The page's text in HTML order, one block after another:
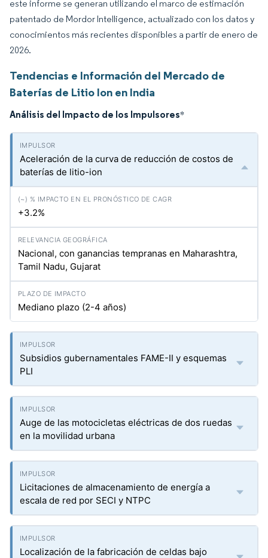
este informe se generan utilizando el marco de estimación
patentado de Mordor Intelligence, actualizado con los datos y
conocimientos más recientes disponibles a partir de enero de
2026.
Tendencias e Información del Mercado de
Baterías de Litio Ion en India
Análisis del Impacto de los Impulsores*
Aceleración de la curva de reducción de costos de
baterías de litio-ion
+3.2%
Nacional, con ganancias tempranas en Maharashtra,
Tamil Nadu, Gujarat
Mediano plazo (2-4 años)
Subsidios gubernamentales FAME-II y esquemas
PLI
Auge de las motocicletas eléctricas de dos ruedas
en la movilidad urbana
Licitaciones de almacenamiento de energía a
escala de red por SECI y NTPC
Localización de la fabricación de celdas bajo